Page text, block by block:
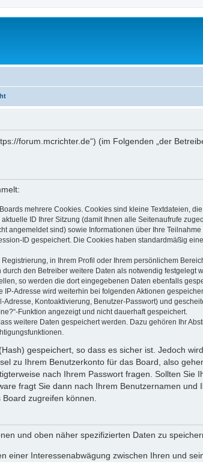
forum.mcrichter.de“) (im Folgenden „der
mehrere Cookies. Cookies sind kleine Textdateien,
ID Ihrer Sitzung (damit Ihnen alle Seitenaufrufe
angemeldet sind) sowie Informationen über Ihre
ID gespeichert. Die Cookies haben standardmäßig
in Ihrem Profil oder Ihrem persönlichem
den Betreiber weitere Daten als notwendig festgelegt
so werden die dort eingegebenen Daten ebenfalls
Adresse wird weiterhin bei folgenden Aktionen
Kontoaktivierung, Benutzer-Passwort) und
Funktion angezeigt und nicht dauerhaft gespeichert.
weitere Daten gespeichert werden. Dazu gehören Ihr
gespeichert, so dass es sicher ist. Jedoch
zu Ihrem Benutzerkonto für das Board, also
nach Ihrem Passwort fragen. Sollten Sie
fragt Sie dann nach Ihrem Benutzernamen
zugreifen können.
und oben näher spezifizierten Daten zu
einer Interessenabwägung zwischen Ihren und